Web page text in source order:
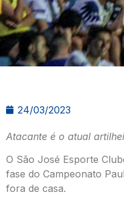
24/03/2023
Atacante é o atual
O São José Esporte
fase do Campeonato
fora de casa.